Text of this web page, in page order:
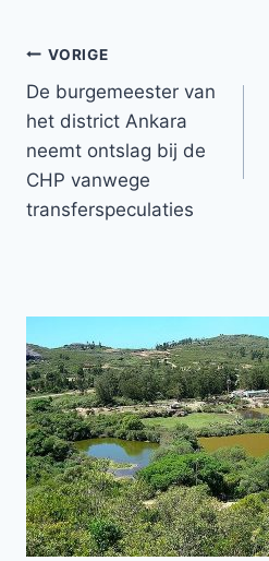
Bericht
navigatie
VORIGE
De burgemeester van
het district Ankara
neemt ontslag bij de
CHP vanwege
transferspeculaties